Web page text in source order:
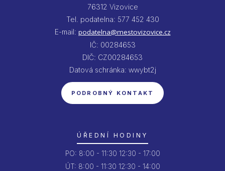
76312 Vizovice
Tel. podatelna: 577 452 430
E-mail: podatelna@mestovizovice.cz
IČ: 00284653
DIČ: CZ00284653
Datová schránka: wwybt2j
PODROBNÝ KONTAKT
ÚŘEDNÍ HODINY
PO: 8:00 - 11:30 12:30 - 17:00
ÚT: 8:00 - 11:30 12:30 - 14:00